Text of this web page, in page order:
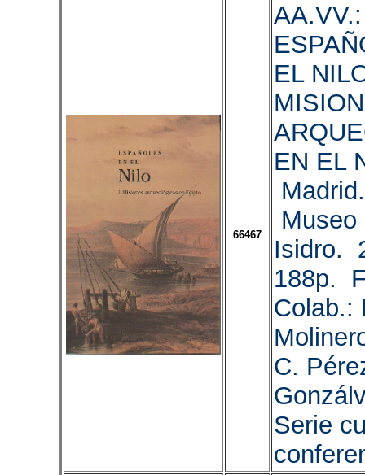
66467
AA.VV.:
EL
EN EL
Museo
Isidro.
188p.
Colab.:
C.
Serie